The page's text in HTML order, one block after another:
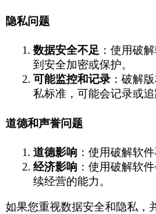
隐私问题
数据安全不足 ：使用破
到安全加密或保护。
可能监控和记录 ：破解
私标准，可能会记录或追
道德和声誉问题
道德影响 ：使用破解软
经济影响 ：使用破解软
续经营的能力。
如果您重视数据安全和隐私，